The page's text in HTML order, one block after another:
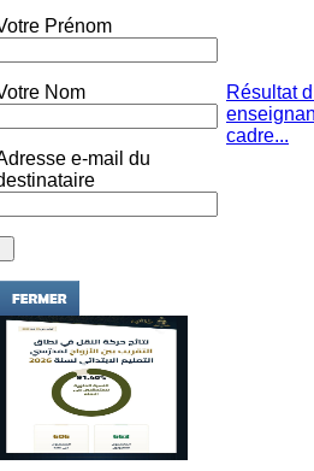
Prénom
Nom
e-mail du
Résultat
cadre...